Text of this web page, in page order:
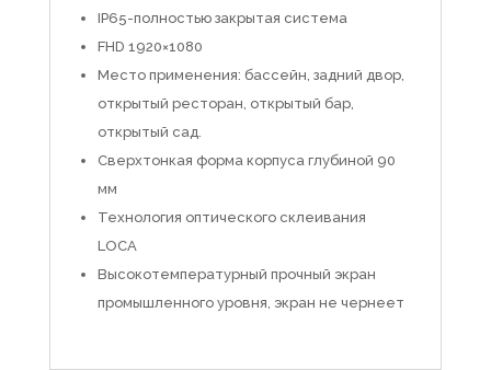
IP65-полностью закрытая система
FHD 1920×1080
Место применения: бассейн, задний двор,
открытый ресторан, открытый бар,
открытый сад.
Сверхтонкая форма корпуса глубиной 90
мм
Технология оптического склеивания
LOCA
Высокотемпературный прочный экран
промышленного уровня, экран не чернеет